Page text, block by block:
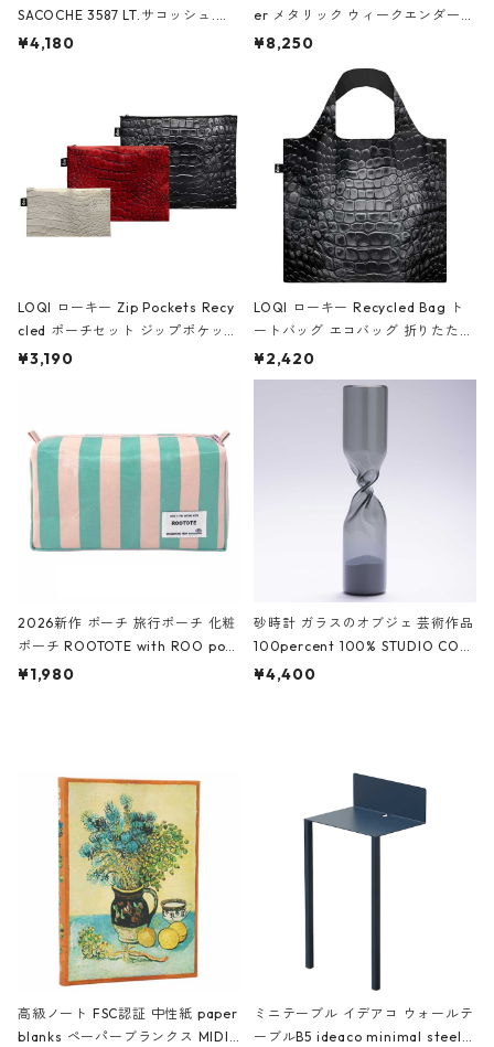
SACOCHE 3587 LT.サコッシュ.ル
ミエ-B ショルダーバッグ グロスピ
¥4,180
er メタリック ウィークエンダー
ボストンバッグ ショルダーバッグ
Black ジャン=ミッシェル・バスキ
ア/クラウン ブラック
¥8,250
LOQI ローキー Zip Pockets Recy
cled ポーチセット ジップポケット
ファスナーポーチ 撥水加工 トラベ
ーガンディー、オフホワイト
¥3,190
LOQI ローキー Recycled Bag ト
ートバッグ エコバッグ 折りたたみ
大きめ 撥水加工 収納ポーチ CRO
CODILE/Black クロコダイル/ブラ
¥2,420
2026新作 ポーチ 旅行ポーチ 化粧
ポーチ ROOTOTE with ROO pou
ch 3532 ルートート WR.ポーチ.ラ
¥1,980
砂時計 ガラスのオブジェ 芸術作品
100percent 100% STUDIO COH
AKU Timeless 100パーセント ス
¥4,400
高級ノート FSC認証 中性紙 paper
blanks ペーパーブランクス MIDI
ミニテーブル イデアコ ウォールテ
ーブルB5 ideaco minimal steel f